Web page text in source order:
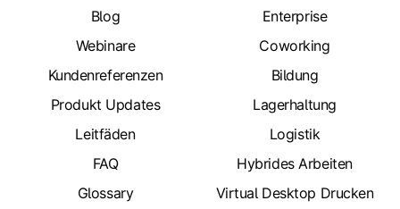
Blog
Webinare
Kundenreferenzen
Produkt Updates
Leitfäden
FAQ
Glossary
Enterprise
Coworking
Bildung
Lagerhaltung
Logistik
Hybrides Arbeiten
Virtual Desktop Drucken